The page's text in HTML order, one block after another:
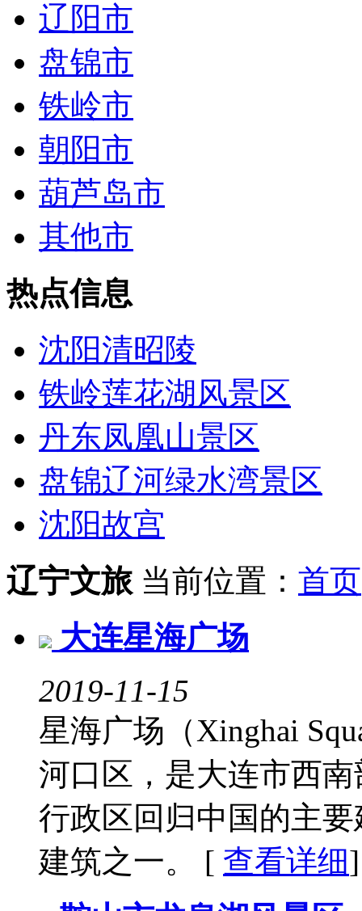
辽阳市
盘锦市
铁岭市
朝阳市
葫芦岛市
其他市
热点信息
沈阳清昭陵
铁岭莲花湖风景区
丹东凤凰山景区
盘锦辽河绿水湾景区
沈阳故宫
辽宁文旅 当前位置： 首页
大连星海广场
2019-11-15
星海广场（Xinghai
河口区，是大连市西
行政区回归中国的主
建筑之一。 [ 查看详细]